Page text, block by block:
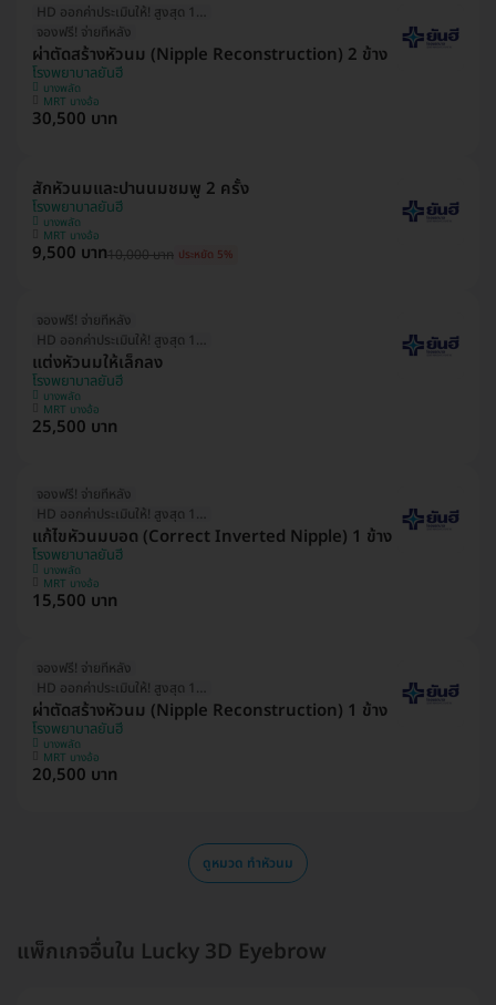
HD ออกค่าประเมินให้! สูงสุด 1500 บ.
จองฟรี! จ่ายทีหลัง
ผ่าตัดสร้างหัวนม (Nipple Reconstruction) 2 ข้าง
โรงพยาบาลยันฮี
บางพลัด
MRT บางอ้อ
30,500 บาท
สักหัวนมและปานนมชมพู 2 ครั้ง
โรงพยาบาลยันฮี
บางพลัด
MRT บางอ้อ
9,500 บาท10,000 บาท ประหยัด 5%
จองฟรี! จ่ายทีหลัง
HD ออกค่าประเมินให้! สูงสุด 1500 บ.
แต่งหัวนมให้เล็กลง
โรงพยาบาลยันฮี
บางพลัด
MRT บางอ้อ
25,500 บาท
จองฟรี! จ่ายทีหลัง
HD ออกค่าประเมินให้! สูงสุด 1000 บ.
แก้ไขหัวนมบอด (Correct Inverted Nipple) 1 ข้าง
โรงพยาบาลยันฮี
บางพลัด
MRT บางอ้อ
15,500 บาท
จองฟรี! จ่ายทีหลัง
HD ออกค่าประเมินให้! สูงสุด 1500 บ.
ผ่าตัดสร้างหัวนม (Nipple Reconstruction) 1 ข้าง
โรงพยาบาลยันฮี
บางพลัด
MRT บางอ้อ
20,500 บาท
ดูหมวด ทำหัวนม
แพ็กเกจอื่นใน Lucky 3D Eyebrow